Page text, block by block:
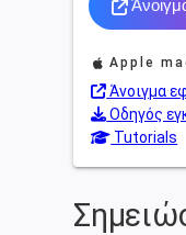
Apple
Άνοιγμα
Οδηγός
Tutorials